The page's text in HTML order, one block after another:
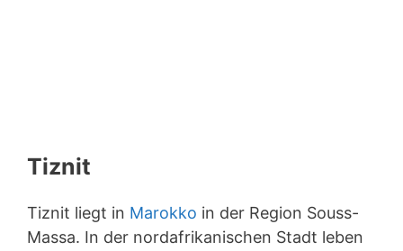
Tiznit
Tiznit liegt in Marokko in der Region Souss-
Massa. In der nordafrikanischen Stadt leben